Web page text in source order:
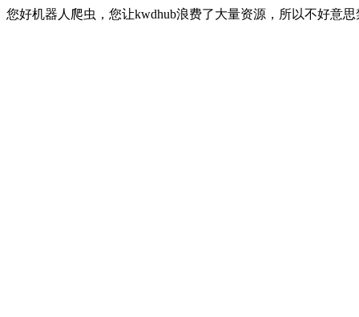
您好机器人爬虫，您让kwdhub浪费了大量资源，所以不好意